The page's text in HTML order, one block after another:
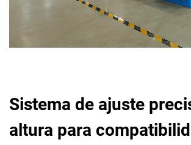
Sistema de ajuste
altura para